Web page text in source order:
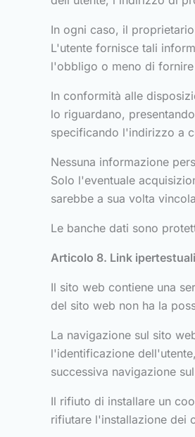
In ogni caso, il
L'utente fornisce tali
l'obbligo o meno di
In conformità alle
lo riguardano,
specificando l'indirizzo a
Nessuna informazione
Solo l'eventuale
sarebbe a sua volta
Le banche dati sono
Articolo 8. Link
Il sito web contiene una
del sito web non ha la
La navigazione sul sito
l'identificazione
successiva navigazione
Il rifiuto di installare un
rifiutare l'installazione dei